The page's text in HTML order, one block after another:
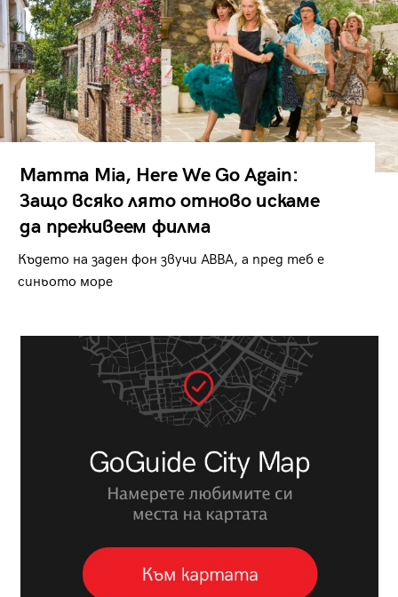
Mamma Mia, Here We Go Again:
Защо всяко лято отново искаме
да преживеем филма
Където на заден фон звучи ABBA, а пред теб е
синьото море